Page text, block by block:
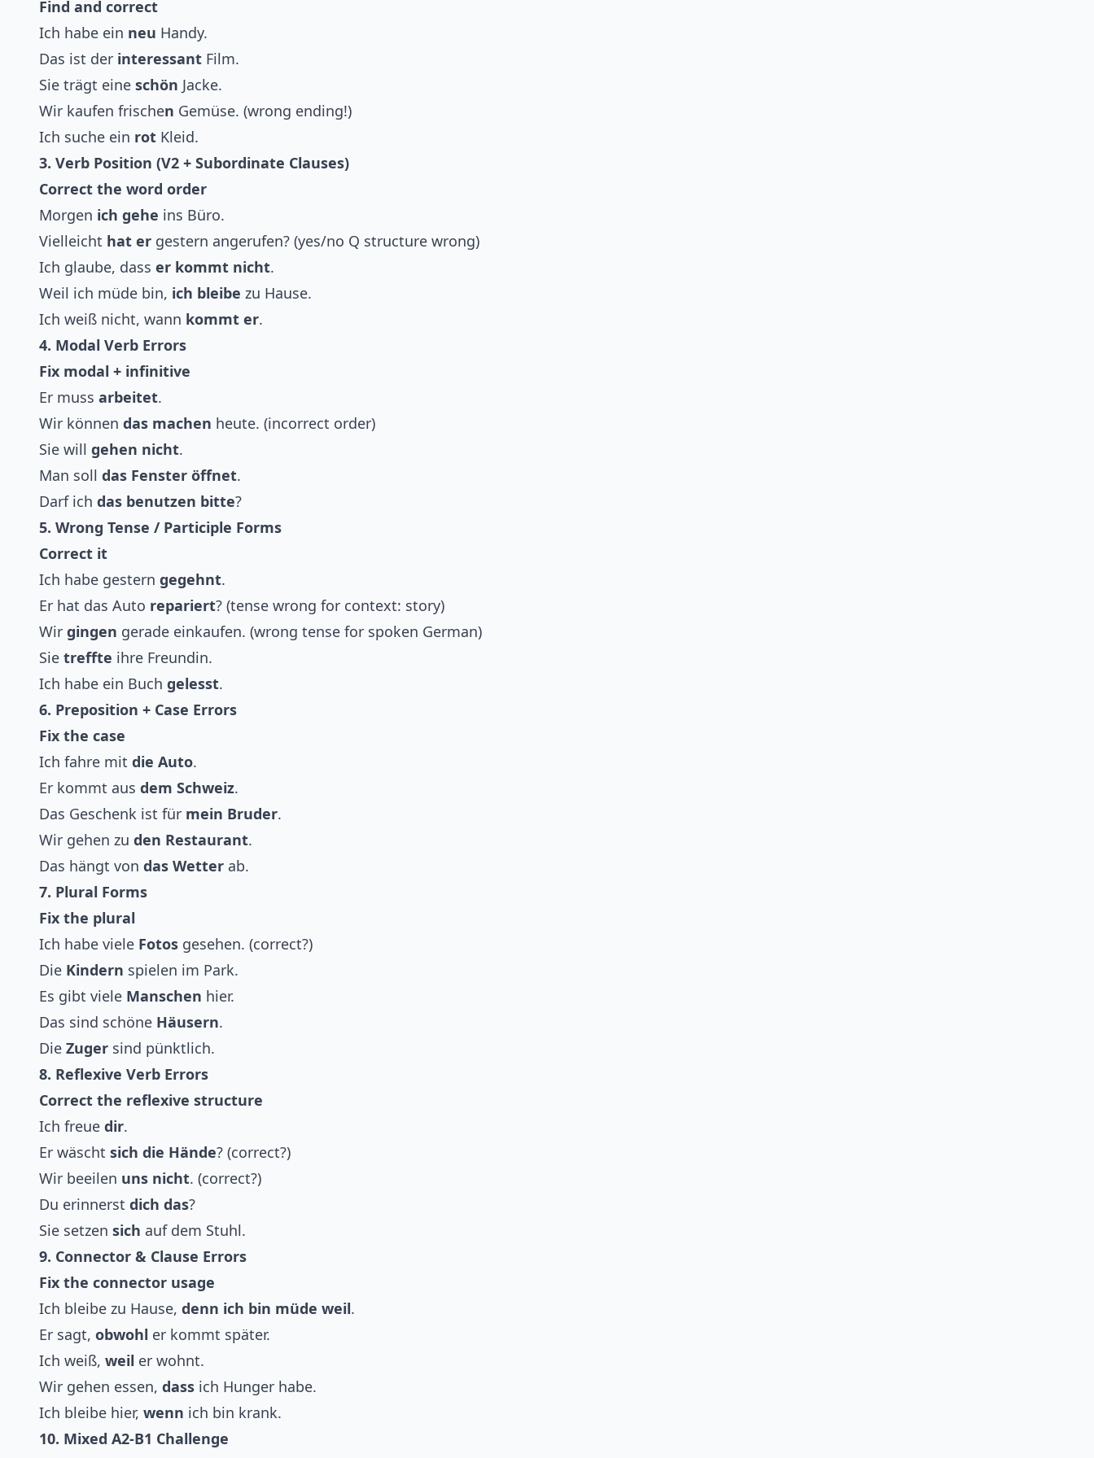
Find and correct
Ich habe ein neu Handy.
Das ist der interessant Film.
Sie trägt eine schön Jacke.
Wir kaufen frischen Gemüse. (wrong ending!)
Ich suche ein rot Kleid.
3. Verb Position (V2 + Subordinate Clauses)
Correct the word order
Morgen ich gehe ins Büro.
Vielleicht hat er gestern angerufen? (yes/no Q structure wrong)
Ich glaube, dass er kommt nicht.
Weil ich müde bin, ich bleibe zu Hause.
Ich weiß nicht, wann kommt er.
4. Modal Verb Errors
Fix modal + infinitive
Er muss arbeitet.
Wir können das machen heute. (incorrect order)
Sie will gehen nicht.
Man soll das Fenster öffnet.
Darf ich das benutzen bitte?
5. Wrong Tense / Participle Forms
Correct it
Ich habe gestern gegehnt.
Er hat das Auto repariert? (tense wrong for context: story)
Wir gingen gerade einkaufen. (wrong tense for spoken German)
Sie treffte ihre Freundin.
Ich habe ein Buch gelesst.
6. Preposition + Case Errors
Fix the case
Ich fahre mit die Auto.
Er kommt aus dem Schweiz.
Das Geschenk ist für mein Bruder.
Wir gehen zu den Restaurant.
Das hängt von das Wetter ab.
7. Plural Forms
Fix the plural
Ich habe viele Fotos gesehen. (correct?)
Die Kindern spielen im Park.
Es gibt viele Manschen hier.
Das sind schöne Häusern.
Die Zuger sind pünktlich.
8. Reflexive Verb Errors
Correct the reflexive structure
Ich freue dir.
Er wäscht sich die Hände? (correct?)
Wir beeilen uns nicht. (correct?)
Du erinnerst dich das?
Sie setzen sich auf dem Stuhl.
9. Connector & Clause Errors
Fix the connector usage
Ich bleibe zu Hause, denn ich bin müde weil.
Er sagt, obwohl er kommt später.
Ich weiß, weil er wohnt.
Wir gehen essen, dass ich Hunger habe.
Ich bleibe hier, wenn ich bin krank.
10. Mixed A2-B1 Challenge